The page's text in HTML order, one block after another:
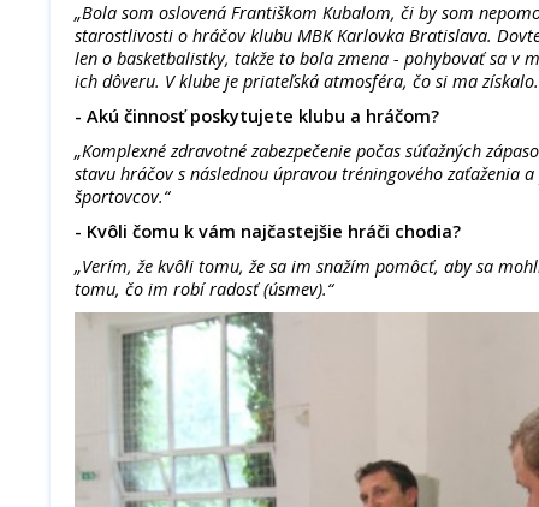
„Bola som oslovená Františkom Kubalom, či by som
starostlivosti o hráčov klubu MBK Karlovka Bratislava.
len o basketbalistky, takže to bola zmena - pohybovať sa v
ich dôveru. V klube je priateľská atmosféra, čo si ma
- Akú činnosť poskytujete klubu a hráčom?
„Komplexné zdravotné zabezpečenie počas súťažných
stavu hráčov s následnou úpravou tréningového zaťaženia
športovcov.“
- Kvôli čomu k vám najčastejšie hráči chodia?
„Verím, že kvôli tomu, že sa im snažím pomôcť, aby sa
tomu, čo im robí radosť (úsmev).“